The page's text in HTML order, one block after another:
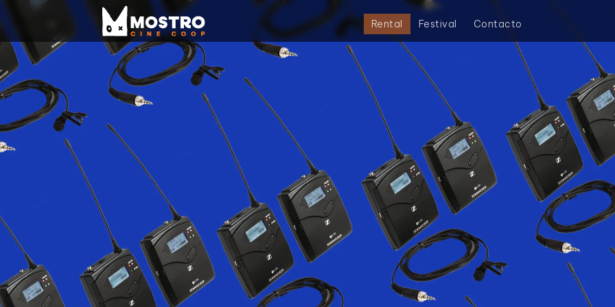
Rental Festival Contacto